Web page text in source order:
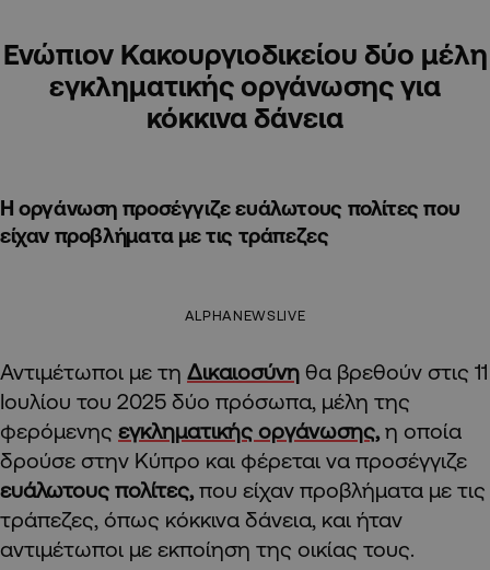
Ενώπιον Κακουργιοδικείου δύο μέλη
εγκληματικής οργάνωσης για
κόκκινα δάνεια
Η οργάνωση προσέγγιζε ευάλωτους πολίτες που
είχαν προβλήματα με τις τράπεζες
ALPHANEWSLIVE
Αντιμέτωποι με τη Δικαιοσύνη θα βρεθούν στις 11
Ιουλίου του 2025 δύο πρόσωπα, μέλη της
φερόμενης εγκληματικής οργάνωσης, η οποία
δρούσε στην Κύπρο και φέρεται να προσέγγιζε
ευάλωτους πολίτες, που είχαν προβλήματα με τις
τράπεζες, όπως κόκκινα δάνεια, και ήταν
αντιμέτωποι με εκποίηση της οικίας τους.